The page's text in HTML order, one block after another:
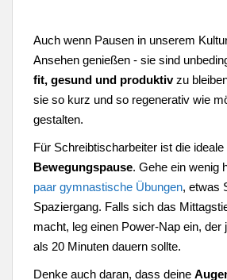
Auch wenn Pausen in unserem
Ansehen genießen - sie sind
fit, gesund und produktivzu
sie so kurz und so regenerativ wie
gestalten.
Für Schreibtischarbeiter ist die
Bewegungspause. Gehe ein wenig
paar gymnastische Übungen, etwas
Spaziergang. Falls sich das
macht, leg einen Power-Nap ein, der
als 20 Minuten dauern sollte.
Denke auch daran, dass deine